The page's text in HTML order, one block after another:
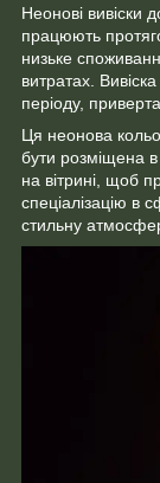
Неонові вивіски
працюють
низьке
витратах.
періоду,
Ця неонова
бути розміщена
на вітрині, щоб
спеціалізацію в
стильну